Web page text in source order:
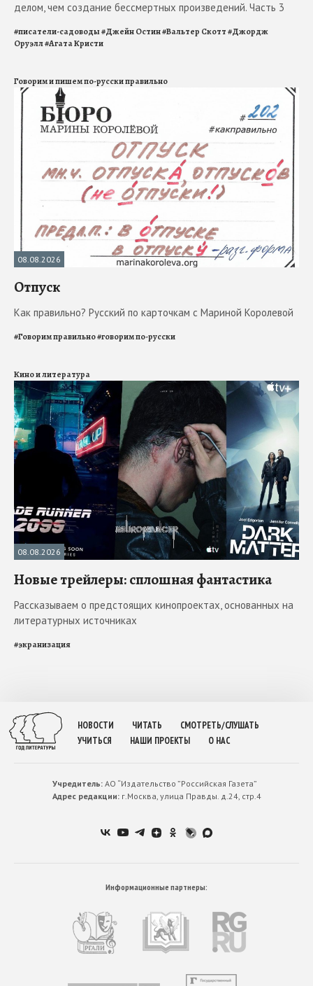
делом, чем создание бессмертных произведений. Часть 3
#писатели-садоводы#Джейн Остин#Вальтер Скотт#Джордж
Оруэлл#Агата Кристи
Говорим и пишем по-русски правильно
08.08.2026
Отпуск
Как правильно? Русский по карточкам с Мариной Королевой
#Говорим правильно#говорим по-русски
Кино и литература
08.08.2026
Новые трейлеры: сплошная фантастика
Рассказываем о предстоящих кинопроектах, основанных на
литературных источниках
#экранизация
НОВОСТИ ЧИТАТЬ
СМОТРЕТЬ/СЛУШАТЬ
УЧИТЬСЯ
НАШИ ПРОЕКТЫ О НАС
Учредитель:АО “Издательство ”Российская Газета”
Адрес редакции:г.Москва, улица Правды. д.24, стр.4
Информационные партнеры: